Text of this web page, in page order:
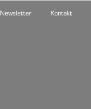
Newsletter Kontakt